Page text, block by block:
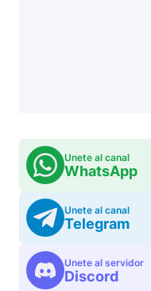
Unete al canal
WhatsApp
Unete al canal
Telegram
Unete al servidor
Discord